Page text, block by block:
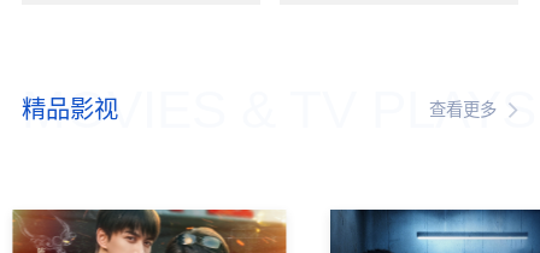
MOVIES & TV PLAYS
精品影视 查看更多